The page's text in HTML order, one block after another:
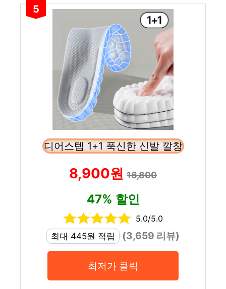
5
디어스텝 1+1 푹신한 신발 깔창
8,900원 16,800
47% 할인
5.0/5.0
최대 445원 적립
(3,659 리뷰)
최저가 클릭